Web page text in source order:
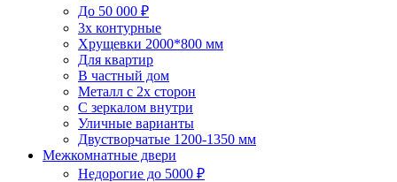
До 50 000 ₽
3х контурные
Хрущевки 2000*800 мм
Для квартир
В частный дом
Металл с 2х сторон
С зеркалом внутри
Уличные варианты
Двустворчатые 1200-1350 мм
Межкомнатные двери
Недорогие до 5000 ₽